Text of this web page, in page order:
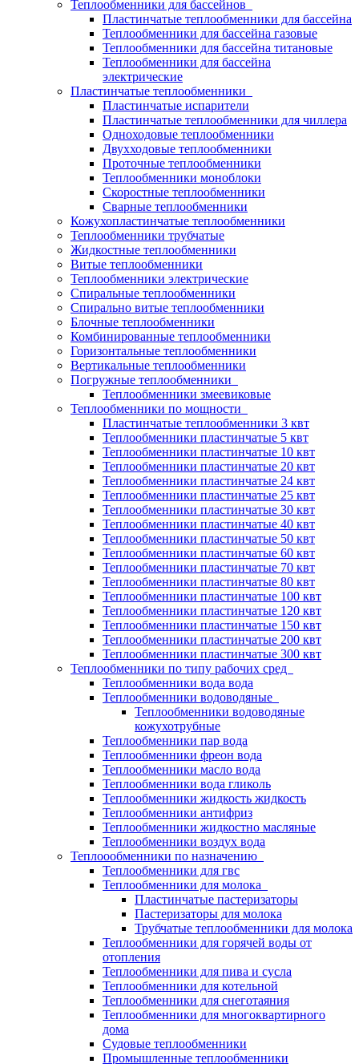
Теплообменники для бассейнов
Пластинчатые теплообменники для бассейна
Теплообменники для бассейна газовые
Теплообменники для бассейна титановые
Теплообменники для бассейна
электрические
Пластинчатые теплообменники
Пластинчатые испарители
Пластинчатые теплообменники для чиллера
Одноходовые теплообменники
Двухходовые теплообменники
Проточные теплообменники
Теплообменники моноблоки
Скоростные теплообменники
Сварные теплообменники
Кожухопластинчатые теплообменники
Теплообменники трубчатые
Жидкостные теплообменники
Витые теплообменники
Теплообменники электрические
Спиральные теплообменники
Спирально витые теплообменники
Блочные теплообменники
Комбинированные теплообменники
Горизонтальные теплообменники
Вертикальные теплообменники
Погружные теплообменники
Теплообменники змеевиковые
Теплообменники по мощности
Пластинчатые теплообменники 3 квт
Теплообменники пластинчатые 5 квт
Теплообменники пластинчатые 10 квт
Теплообменники пластинчатые 20 квт
Теплообменники пластинчатые 24 квт
Теплообменники пластинчатые 25 квт
Теплообменники пластинчатые 30 квт
Теплообменники пластинчатые 40 квт
Теплообменники пластинчатые 50 квт
Теплообменники пластинчатые 60 квт
Теплообменники пластинчатые 70 квт
Теплообменники пластинчатые 80 квт
Теплообменники пластинчатые 100 квт
Теплообменники пластинчатые 120 квт
Теплообменники пластинчатые 150 квт
Теплообменники пластинчатые 200 квт
Теплообменники пластинчатые 300 квт
Теплообменники по типу рабочих сред
Теплообменники вода вода
Теплообменники водоводяные
Теплообменники водоводяные
кожухотрубные
Теплообменники пар вода
Теплообменники фреон вода
Теплообменники масло вода
Теплообменники вода гликоль
Теплообменники жидкость жидкость
Теплообменники антифриз
Теплообменники жидкостно масляные
Теплообменники воздух вода
Теплоообменники по назначению
Теплообменники для гвс
Теплообменники для молока
Пластинчатые пастеризаторы
Пастеризаторы для молока
Трубчатые теплообменники для молока
Теплообменники для горячей воды от
отопления
Теплообменники для пива и сусла
Теплообменники для котельной
Теплообменники для снеготаяния
Теплообменники для многоквартирного
дома
Судовые теплообменники
Промышленные теплообменники